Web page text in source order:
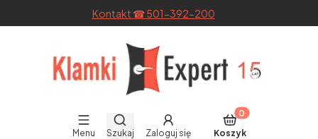
Kontakt ☎ 501-392-200
Menu
Otwórz wyszukiwarkę
Szukaj Zaloguj się
Produkty w
Koszyk